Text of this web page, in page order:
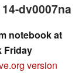
dv0007na
notebook at
Friday
version